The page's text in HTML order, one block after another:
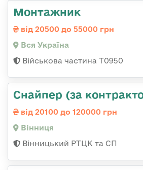
Монтажник
від 20500 до 55000 грн
Вся Україна
Військова частина Т0950
Снайпер (за
від 20100 до 120000 грн
Вінниця
Вінницький РТЦК та СП